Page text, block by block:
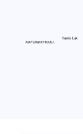
Harris Luk
高级产品线解决方案负责人